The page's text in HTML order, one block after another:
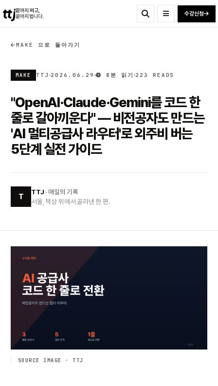
ttj끝까지 짜고,
끝까지 법니다.
수강신청
MAKE 으로 돌아가기
MAKE TTJ 2026.06.29 8분 읽기 223 READS
"OpenAI·Claude·Gemini를 코드 한
줄로 갈아끼운다" — 비전공자도 만드는
'AI 멀티공급사 라우터'로 외주비 버는
5단계 실전 가이드
T
TTJ · 매일의 기록
서울, 책상 위에서 골라낸 한 편.
SOURCE IMAGE · TTJ